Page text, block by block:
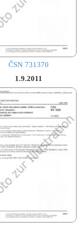
ČSN 731370
1.9.2011